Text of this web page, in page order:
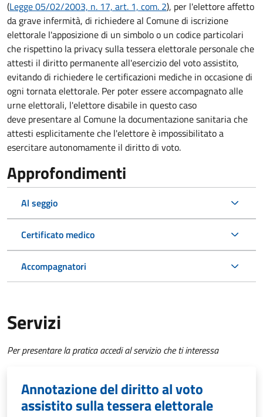
(Legge 05/02/2003, n. 17, art. 1, com. 2), per l'elettore affetto
da grave infermità, di richiedere al Comune di iscrizione
elettorale l'apposizione di un simbolo o un codice particolari
che rispettino la privacy sulla tessera elettorale personale che
attesti il diritto permanente all'esercizio del voto assistito,
evitando di richiedere le certificazioni mediche in occasione di
ogni tornata elettorale. Per poter essere accompagnato alle
urne elettorali, l'elettore disabile in questo caso
deve presentare al Comune la documentazione sanitaria che
attesti esplicitamente che l'elettore è impossibilitato a
esercitare autonomamente il diritto di voto.
Approfondimenti
Al seggio
Certificato medico
Accompagnatori
Servizi
Per presentare la pratica accedi al servizio che ti interessa
Annotazione del diritto al voto
assistito sulla tessera elettorale